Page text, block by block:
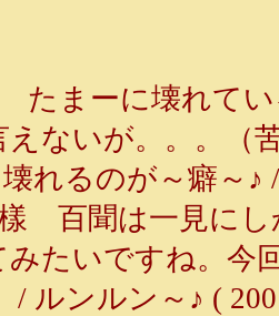
たまーに壊れてい
ないが。。。（
れるのが～癖～♪
百聞は一見にし
みたいですね。今
/ ルンルン～♪ (